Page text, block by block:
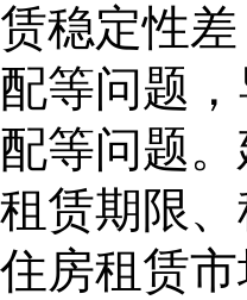
赁稳定性
配等问题
配等问题
租赁期限
住房租赁